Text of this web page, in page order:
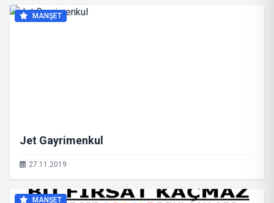
MANŞET
Jet Gayrimenkul
27.11.2019
MANŞET